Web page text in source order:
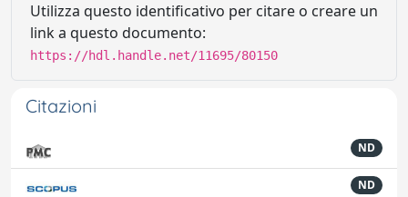
Utilizza questo identificativo per citare o creare un
link a questo documento:
https://hdl.handle.net/11695/80150
Citazioni
ND
ND